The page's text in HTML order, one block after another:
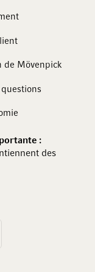
de Mövenpick
questions
:
des